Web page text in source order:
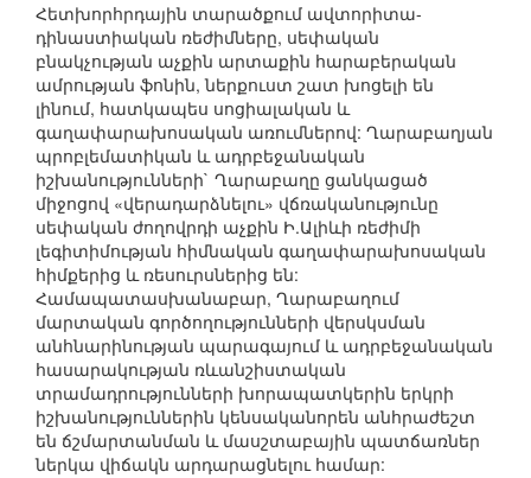
Հետխորհրդային տարածքում ավտորիտա-
դինաստիական ռեժիմները, սեփական
բնակչության աչքին արտաքին հարաբերական
ամրության ֆոնին, ներքուստ շատ խոցելի են
լինում, հատկապես սոցիալական և
գաղափարախոսական առումներով: Ղարաբաղյան
պրոբլեմատիկան և ադրբեջանական
իշխանությունների` Ղարաբաղը ցանկացած
միջոցով «վերադարձնելու» վճռականությունը
սեփական ժողովրդի աչքին Ի.Ալիևի ռեժիմի
լեգիտիմության հիմնական գաղափարախոսական
հիմքերից և ռեսուրսներից են:
Համապատասխանաբար, Ղարաբաղում
մարտական գործողությունների վերսկսման
անհնարինության պարագայում և ադրբեջանական
հասարակության ռևանշիստական
տրամադրությունների խորապատկերին երկրի
իշխանություններին կենսականորեն անհրաժեշտ
են ճշմարտանման և մասշտաբային պատճառներ
ներկա վիճակն արդարացնելու համար: